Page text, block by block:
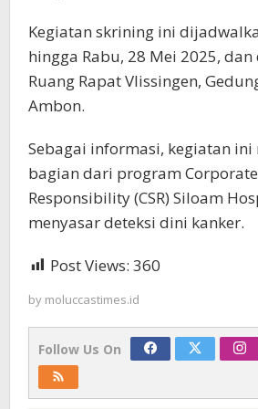
Kegiatan skrining ini
hingga Rabu, 28 Mei 2025,
Ruang Rapat Vlissingen,
Ambon.
Sebagai informasi, kegiatan
bagian dari program
Responsibility (CSR) Siloam
menyasar deteksi dini kanker.
Post Views: 360
by moluccastimes.id
Follow Us On